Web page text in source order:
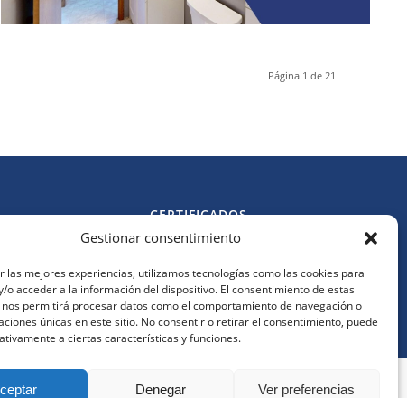
Gestionar consentimiento
las mejores experiencias, utilizamos tecnologías como las cookies para
o acceder a la información del dispositivo. El consentimiento de estas
permitirá procesar datos como el comportamiento de navegación o
únicas en este sitio. No consentir o retirar el consentimiento, puede
a ciertas características y funciones.
Denegar Ver preferencias
Página 1 de 21
CERTIFICADOS
Política de cookies
Aviso legal
implica la aceptación de nuestra política de